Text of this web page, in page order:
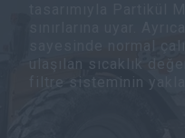
Ara
tasarımıyla Partikül
sınırlarına uyar.
sayesinde normal
ulaşılan sıcaklık
filtre sisteminin